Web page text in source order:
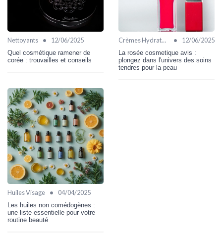
Nettoyants • 12/06/2025
Quel cosmétique ramener de
corée : trouvailles et conseils
Crèmes Hydratantes • 12/06/2025
La rosée cosmetique avis :
plongez dans l'univers des soins
tendres pour la peau
Huiles Visage • 04/04/2025
Les huiles non comédogènes :
une liste essentielle pour votre
routine beauté